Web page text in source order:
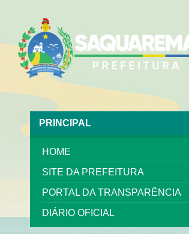
PRINCIPAL
HOME
SITE DA PREFEITURA
PORTAL DA TRANSPARÊNCIA
DIÁRIO OFICIAL